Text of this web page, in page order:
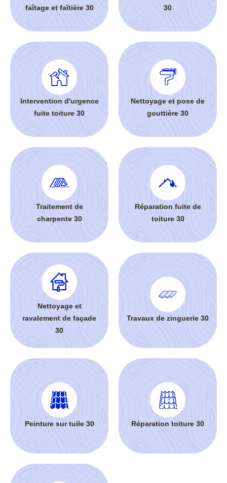
faîtage et faîtière 30
30
Intervention d'urgence
fuite toiture 30
Nettoyage et pose de
gouttière 30
Traitement de
charpente 30
Réparation fuite de
toiture 30
Nettoyage et
ravalement de façade
30
Travaux de zinguerie 30
Peinture sur tuile 30 Réparation toiture 30